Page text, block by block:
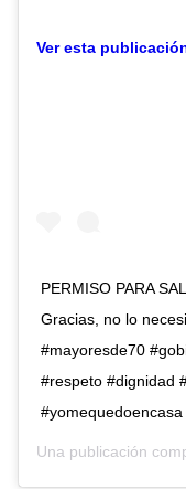
Ver esta
PERMISO PARA
Gracias, no lo
#mayoresde70
#respeto #dignidad
#yomequedoencasa
Una publicación